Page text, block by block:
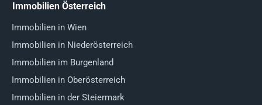
Immobilien Österreich
Immobilien in Wien
Immobilien in Niederösterreich
Immobilien im Burgenland
Immobilien in Oberösterreich
Immobilien in der Steiermark